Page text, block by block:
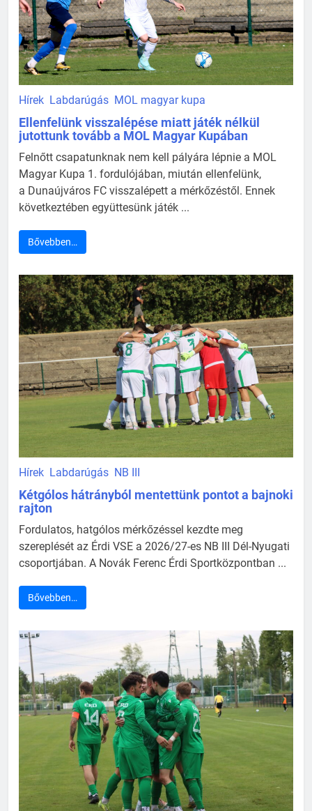
Hírek Labdarúgás MOL magyar kupa
Ellenfelünk visszalépése miatt játék nélkül
jutottunk tovább a MOL Magyar Kupában
Felnőtt csapatunknak nem kell pályára lépnie a MOL
Magyar Kupa 1. fordulójában, miután ellenfelünk,
a Dunaújváros FC visszalépett a mérkőzéstől. Ennek
következtében együttesünk játék ...
Bővebben…
Hírek Labdarúgás NB III
Kétgólos hátrányból mentettünk pontot a bajnoki
rajton
Fordulatos, hatgólos mérkőzéssel kezdte meg
szereplését az Érdi VSE a 2026/27-es NB III Dél-Nyugati
csoportjában. A Novák Ferenc Érdi Sportközpontban ...
Bővebben…